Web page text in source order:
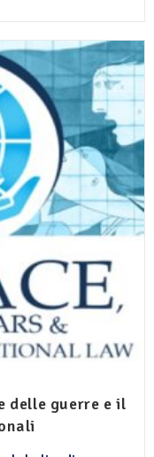
delle guerre e il